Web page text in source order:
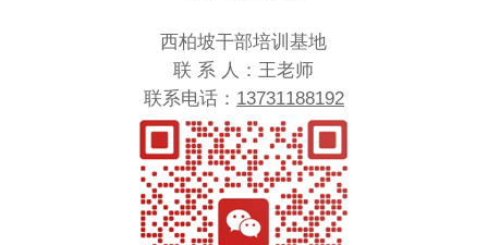
西柏坡干部培训基地
联 系 人：王老师
联系电话： 13731188192